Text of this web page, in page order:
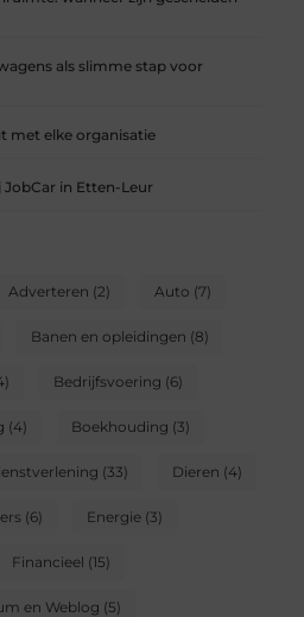
als slimme stap voor
met elke organisatie
in Etten-Leur
Adverteren (2) Auto (7)
Banen en opleidingen (8)
Bedrijfsvoering (6)
(4) Boekhouding (3)
(33) Dieren (4)
(6) Energie(3)
Financieel (15)
en Weblog (5)